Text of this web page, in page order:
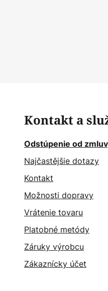
Kontakt a
Odstúpenie od
Najčastějšie dotazy
Kontakt
Možnosti dopravy
Vrátenie tovaru
Platobné metódy
Záruky výrobcu
Zákaznícky účet